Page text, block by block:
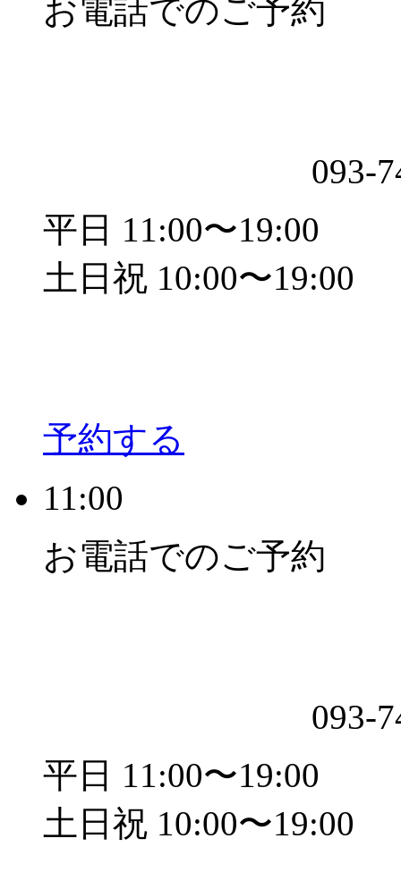
お電話でのご予約
093-
平日 11:00〜19:00
土日祝 10:00〜19:00
予約する
11:00
お電話でのご予約
093-
平日 11:00〜19:00
土日祝 10:00〜19:00